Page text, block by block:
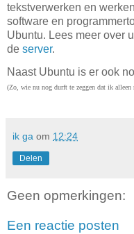
tekstverwerken en
software en
Ubuntu. Lees meer over
de server.
Naast Ubuntu is er ook
(Zo, wie nu nog durft te zeggen dat ik
ik ga om 12:24
Delen
Geen opmerkingen:
Een reactie posten